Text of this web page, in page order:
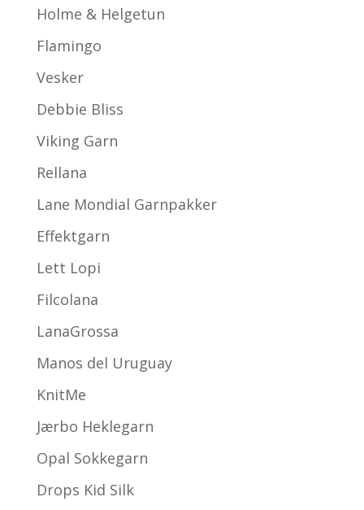
Holme & Helgetun
Flamingo
Vesker
Debbie Bliss
Viking Garn
Rellana
Lane Mondial Garnpakker
Effektgarn
Lett Lopi
Filcolana
LanaGrossa
Manos del Uruguay
KnitMe
Jærbo Heklegarn
Opal Sokkegarn
Drops Kid Silk